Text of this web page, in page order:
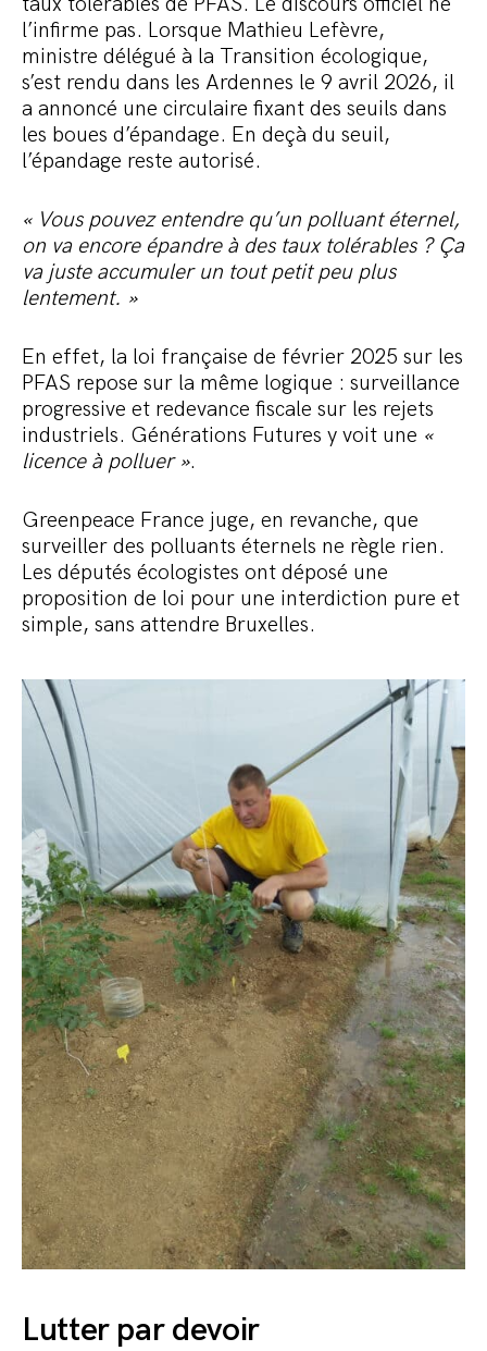
l’infirme pas. Lorsque Mathieu Lefèvre,
ministre délégué à la Transition écologique,
s’est rendu dans les Ardennes le 9 avril 2026, il
a annoncé une circulaire fixant des seuils dans
les boues d’épandage. En deçà du seuil,
l’épandage reste autorisé.
« Vous pouvez entendre qu’un polluant éternel,
on va encore épandre à des taux tolérables ? Ça
va juste accumuler un tout petit peu plus
lentement. »
En effet, la loi française de février 2025 sur les
PFAS repose sur la même logique : surveillance
progressive et redevance fiscale sur les rejets
industriels. Générations Futures y voit une «
licence à polluer ».
Greenpeace France juge, en revanche, que
surveiller des polluants éternels ne règle rien.
Les députés écologistes ont déposé une
proposition de loi pour une interdiction pure et
simple, sans attendre Bruxelles.
Lutter par devoir